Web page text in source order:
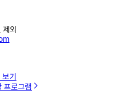
제외
기
프로그램